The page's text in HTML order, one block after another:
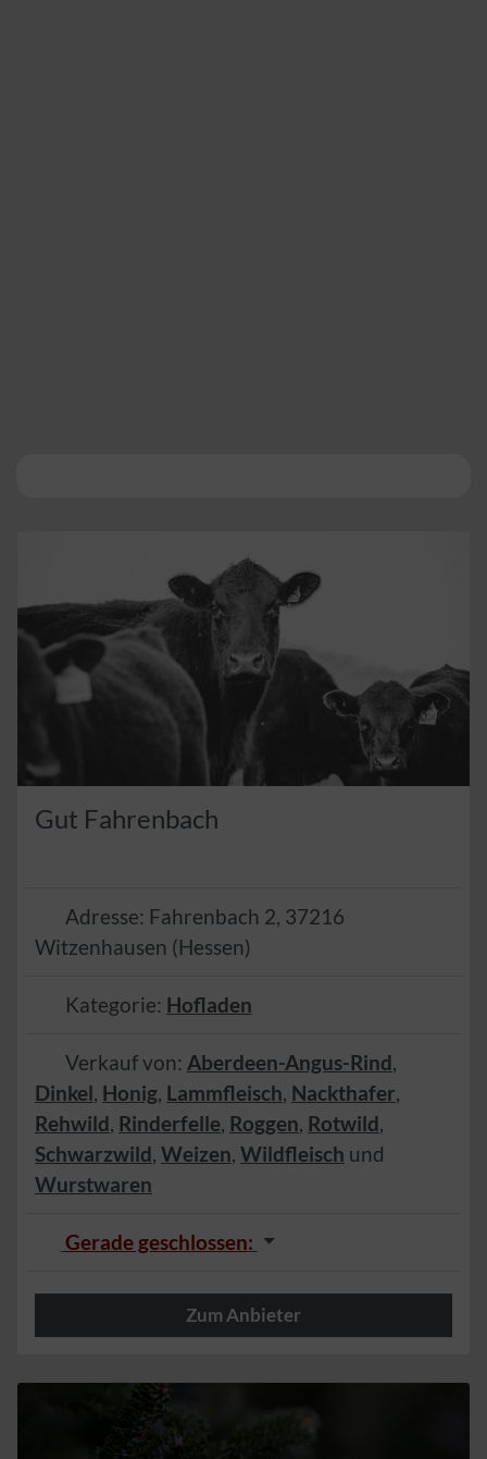
Gut Fahrenbach
Adresse: Fahrenbach 2, 37216
Witzenhausen (Hessen)
Kategorie: Hofladen
Verkauf von: Aberdeen-Angus-Rind,
Dinkel, Honig, Lammfleisch, Nackthafer,
Rehwild, Rinderfelle, Roggen, Rotwild,
Schwarzwild, Weizen, Wildfleisch und
Wurstwaren
Gerade geschlossen:
Zum Anbieter